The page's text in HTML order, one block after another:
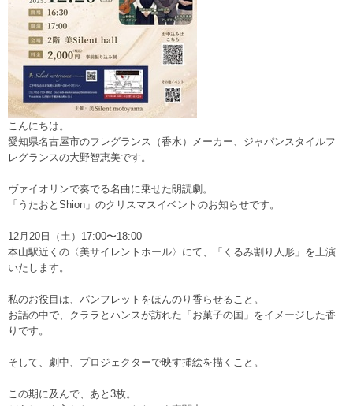
こんにちは。
愛知県名古屋市のフレグランス（香水）メーカー、ジャパンスタイルフ
レグランスの大野智恵美です。
ヴァイオリンで奏でる名曲に乗せた朗読劇。
「うたおとShion」のクリスマスイベントのお知らせです。
12月20日（土）17:00〜18:00
本山駅近くの〈美サイレントホール〉にて、「くるみ割り人形」を上演
いたします。
私のお役目は、パンフレットをほんのり香らせること。
お話の中で、クララとハンスが訪れた「お菓子の国」をイメージした香
りです。
そして、劇中、プロジェクターで映す挿絵を描くこと。
この期に及んで、あと3枚。